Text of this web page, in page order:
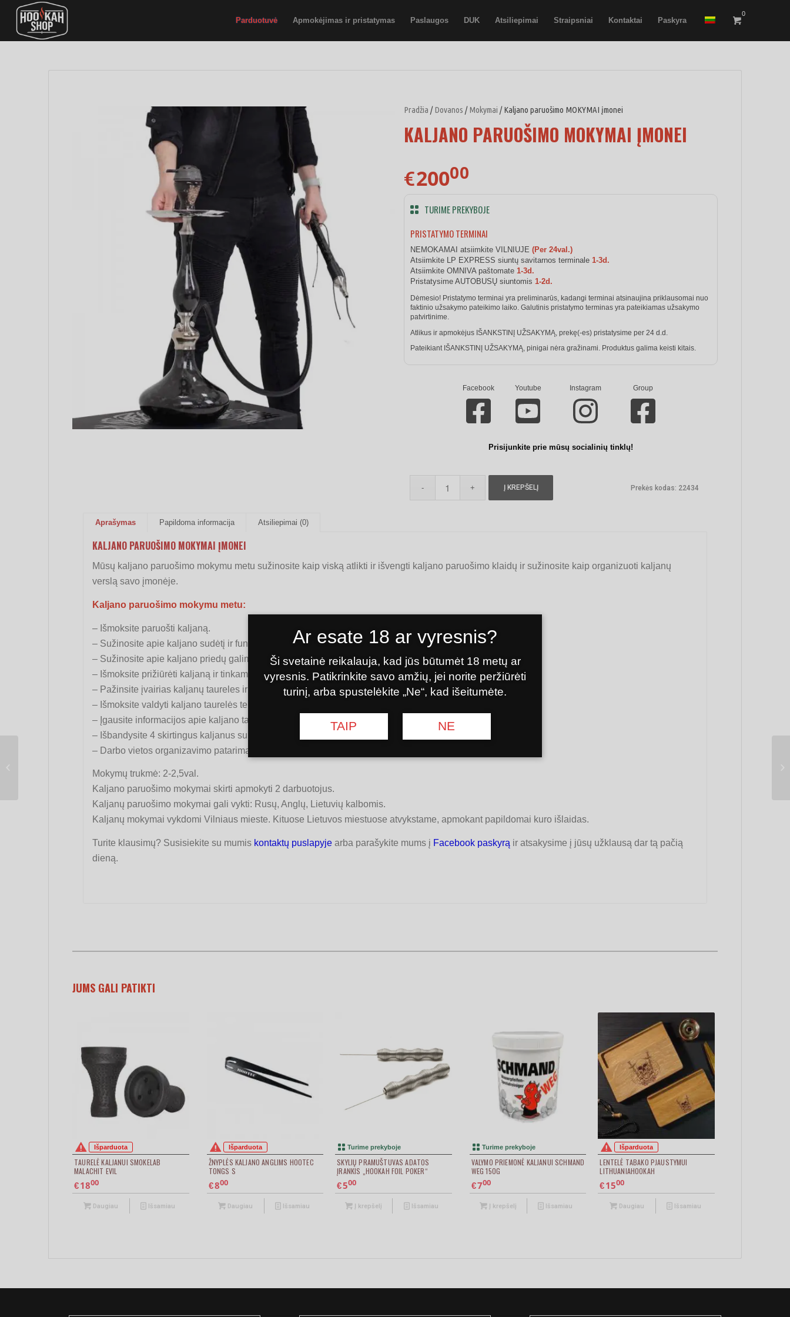
Parduotuvė Apmokėjimas ir pristatymas Paslaugos DUK Atsiliepimai Straipsniai Kontaktai Paskyra
0
Pradžia /Dovanos /Mokymai / Kaljano paruošimo MOKYMAI įmonei
KALJANO PARUOŠIMO MOKYMAI ĮMONEI
€20000
TURIME PREKYBOJE
PRISTATYMO TERMINAI
NEMOKAMAI atsiimkite VILNIUJE (Per 24val.)
Atsiimkite LP EXPRESS siuntų savitarnos terminale 1-3d.
Atsiimkite OMNIVA paštomate 1-3d.
Pristatysime AUTOBUSŲ siuntomis 1-2d.
Dėmesio! Pristatymo terminai yra preliminarūs, kadangi terminai atsinaujina priklausomai nuo
faktinio užsakymo pateikimo laiko. Galutinis pristatymo terminas yra pateikiamas užsakymo
patvirtinime.
Atlikus ir apmokėjus IŠANKSTINĮ UŽSAKYMĄ, prekę(-es) pristatysime per 24 d.d.
Pateikiant IŠANKSTINĮ UŽSAKYMĄ, pinigai nėra gražinami. Produktus galima keisti kitais.
Facebook Youtube Instagram Group
Prisijunkite prie mūsų socialinių tinklų!
Į KREPŠELĮ Prekės kodas: 22434
Aprašymas Papildoma informacija Atsiliepimai (0)
KALJANO PARUOŠIMO MOKYMAI ĮMONEI
Mūsų kaljano paruošimo mokymu metu sužinosite kaip viską atlikti ir išvengti kaljano paruošimo klaidų ir sužinosite kaip organizuoti kaljanų
verslą savo įmonėje.
Kaljano paruošimo mokymu metu:
– Išmoksite paruošti kaljaną.
– Sužinosite apie kaljano sudėtį ir funkcionalumą bei jo galimybes.
– Sužinosite apie kaljano priedų galimybes ir kaljanų skirtumus.
– Išmoksite prižiūrėti kaljaną ir tinkamai jį valyti.
– Pažinsite įvairias kaljanų taureles ir jų paruošimo būdus.
– Išmoksite valdyti kaljano taurelės temperatūrą.
– Įgausite informacijos apie kaljano tabako skonius, tabako įsigijimą ir pardavimą įmonės veikloje.
– Išbandysite 4 skirtingus kaljanus su skirtingomis taurelėmis.
– Darbo vietos organizavimo patarimai.
Mokymų trukmė: 2-2,5val.
Kaljano paruošimo mokymai skirti apmokyti 2 darbuotojus.
Kaljanų paruošimo mokymai gali vykti: Rusų, Anglų, Lietuvių kalbomis.
Kaljanų mokymai vykdomi Vilniaus mieste. Kituose Lietuvos miestuose atvykstame, apmokant papildomai kuro išlaidas.
Turite klausimų? Susisiekite su mumis kontaktų puslapyje arba parašykite mums į Facebook paskyrą ir atsakysime į jūsų užklausą dar tą pačią
dieną.
JUMS GALI PATIKTI
Išparduota
TAURELĖ KALJANUI SMOKELAB
MALACHIT EVIL
€1800
Daugiau Išsamiau
Išparduota
ŽNYPLĖS KALJANO ANGLIMS HOOTEC
TONGS S
€800
Daugiau Išsamiau
5.00
Turime prekyboje
SKYLIŲ PRAMUŠTUVAS ADATOS
ĮRANKIS „HOOKAH FOIL POKER“
€500
Į krepšelį Išsamiau
Turime prekyboje
VALYMO PRIEMONĖ KALJANUI SCHMAND
WEG 150G
€700
Į krepšelį Išsamiau
Išparduota
LENTELĖ TABAKO PJAUSTYMUI
LITHUANIAHOOKAH
€1500
Daugiau Išsamiau
Ar esate 18 ar vyresnis?
Ši svetainė reikalauja, kad jūs būtumėt 18 metų ar
vyresnis. Patikrinkite savo amžių, jei norite peržiūrėti
turinį, arba spustelėkite „Ne“, kad išeitumėte.
TAIP NE